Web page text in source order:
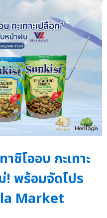
โออบ กะเทาะ
! พร้อมจัดโปร
Market